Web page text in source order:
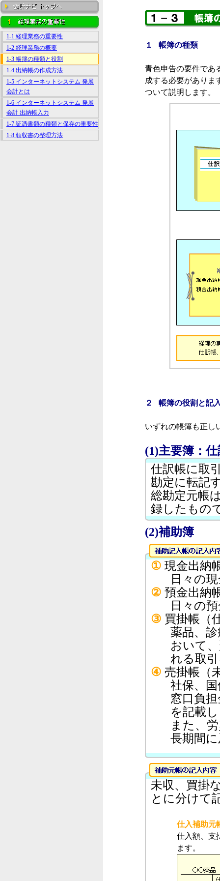
1-1 経理業務の重要性
1-2 経理業務の概要
1-3 帳簿の種類と役割
1-4 出納帳の作成方法
1-5 インターネットシステム 発展
会計とは
1-6 インターネットシステム 発展
会計 出納帳入力
1-7 証憑書類の種類と保存の重要性
1-8 領収書の整理方法
１ 帳簿の種類
青色申告の要件であ
成する必要がありま
ついて説明します。
２ 帳簿の役割と記
いずれの帳簿も正し
(1)主要簿：
仕訳帳に取
勘定に転記
総勘定元帳
録したもの
(2)補助簿
① 現金出納
日々の
② 預金出納
日々の
③ 買掛帳（
薬品、
おいて
れる取
④ 売掛帳（
社保、
窓口負
を記載
また、
長期間
未収、買掛
とに分けて
仕入補助元
仕入額、支
ます。